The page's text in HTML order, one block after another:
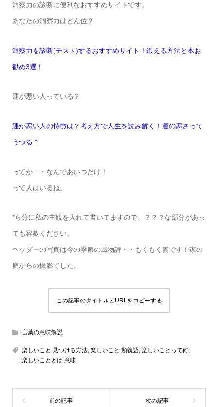
洞察力の診断に便利なおすすめサイトです。
あなたの洞察力はどん位？
洞察力を診断(テスト)するおすすめサイト！鍛える方法と本お
勧め3選！
運が悪い人っている？
運が悪い人の特徴は？考え方で人生を読み解く！運の悪さって
うつる？
ってか・・なんであいつだけ！
って人はいるね。
*ら分に私の主観を入れて書いてますので、？？？な部分があっ
ても容赦ください。
ヘッダーの写真は今の季節の風物詩・・もくもく雲です！家の
庭からの撮影でした。
この記事のタイトルとURLをコピーする
言葉の意味解説
楽しいこと 見つける方法, 楽しいこと 類義語, 楽しいことって何,
楽しいこととは 意味